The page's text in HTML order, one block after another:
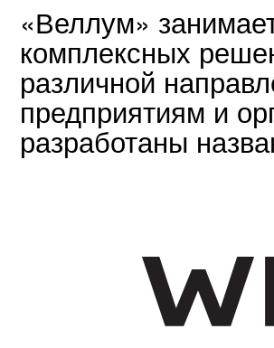
«Веллум»
комплексных
различной
предприятиям и
разработаны